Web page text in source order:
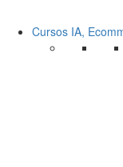
Cursos IA,